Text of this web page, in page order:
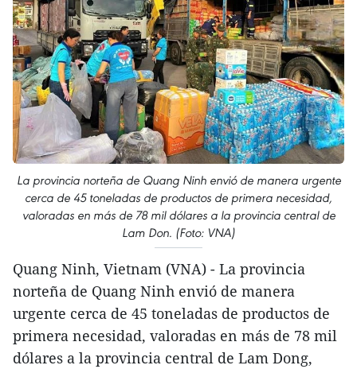
La provincia norteña de Quang Ninh envió de manera urgente
cerca de 45 toneladas de productos de primera necesidad,
valoradas en más de 78 mil dólares a la provincia central de
Lam Don. (Foto: VNA)
Quang Ninh, Vietnam (VNA) - La provincia
norteña de Quang Ninh envió de manera
urgente cerca de 45 toneladas de productos de
primera necesidad, valoradas en más de 78 mil
dólares a la provincia central de Lam Dong,